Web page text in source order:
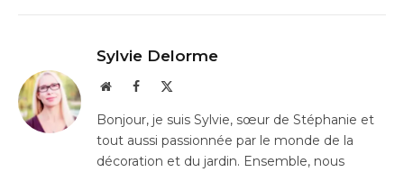
Sylvie Delorme
WebsiteFacebook
Bonjour, je suis Sylvie, sœur de Stéphanie et
tout aussi passionnée par le monde de la
décoration et du jardin. Ensemble, nous